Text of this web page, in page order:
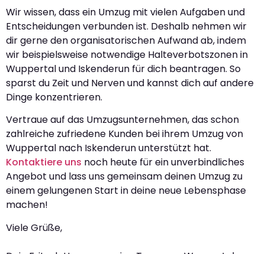
Wir wissen, dass ein Umzug mit vielen Aufgaben und
Entscheidungen verbunden ist. Deshalb nehmen wir
dir gerne den organisatorischen Aufwand ab, indem
wir beispielsweise notwendige Halteverbotszonen in
Wuppertal und Iskenderun für dich beantragen. So
sparst du Zeit und Nerven und kannst dich auf andere
Dinge konzentrieren.
Vertraue auf das Umzugsunternehmen, das schon
zahlreiche zufriedene Kunden bei ihrem Umzug von
Wuppertal nach Iskenderun unterstützt hat.
Kontaktiere uns noch heute für ein unverbindliches
Angebot und lass uns gemeinsam deinen Umzug zu
einem gelungenen Start in deine neue Lebensphase
machen!
Viele Grüße,